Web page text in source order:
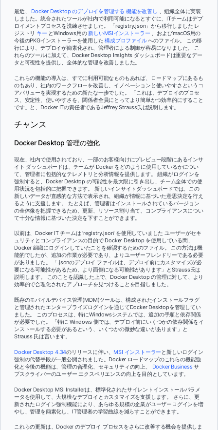
最近、 Docker Desktop のデプロイを管理する 機能を改善し 、組織全体に実装
しました。統合されたツールが社内で利用可能になるとすぐに、ITチームはデプ
ロイメントプロセスを洗練させました。 「registry.json」から移行しました レ
ジストリ キー とWindows用の新しいMSIインストーラー 、およびmacOS用の
今後のPKGインストーラーを使用した構成プロファイルへのファイル。 この移
行により、デプロイが簡素化され、管理者による制御が容易になりました。 こ
れらのツールに加えて、Docker Desktop Insights ダッシュボードは重要なデー
タと可視性を提供し、全体的な管理を改善しました。
これらの機能の導入は、すでに利用可能なものもあれば、ロードマップにあるも
のもあり、社内のワークフローを改善し、イノベーションと使いやすさというコ
アバリューを実現するための新たな一歩でした。 「これは、デプロイのプロセ
ス、安定性、使いやすさを、関係者全員にとってより簡単かつ効率的にすること
です」と、Docker ITの責任者であるJeffrey Strauss氏は説明します。
チャンス
Docker Desktop 管理の強化
現在、社内で使用されており、一部のお客様向けにプレビュー段階にあるインサ
イト ダッシュボードは、チームが Docker をどのように使用しているかについ
て、管理者に包括的なテレメトリと分析情報を提供します。 組織がログインを
強制すると、Docker Desktop の可能性を最大限に引き出し、チーム全体での使
用状況を包括的に把握できます。 新しいインサイトダッシュボードでは、この
新しいデータが直感的な方法で表示され、組織が情報に基づいた意思決定を行え
るように支援します。 たとえば、管理者はインストールされているバージョン
の全体像を把握できるため、更新、リソース割り当て、コンプライアンスについ
て十分な情報に基づいた決定を下すことができます。
以前は、Docker IT チームは 'registry.json' を使用していました ユーザーがセキ
ュリティとコンプライアンスの目的で Docker Desktop を使用している間、
Docker 組織にログインしていたことを確認するためのファイル。 この方法は機
能的でしたが、追加の作業が必要であり、よりユーザーフレンドリーである必要
がありました。 「.jsonのデプロイ ファイルは、デプロイ前にカスタマイズが必
要になる可能性があるため、より面倒になる可能性があります」とStrauss氏は
説明します。 このことを認識した上で、Docker Desktop の管理に対して、より
効率的で合理化されたアプローチを見つけることを目指しました。
既存のモバイルデバイス管理(MDM)ツールは、構成されたインストールフラグ
と管理されたエンタープライズログインを通じてDocker Desktopを管理してい
ました。 このプロセスは、特にWindowsシステムでは、追加の手順と依存関係
が必要でした。 「特に Windows 側では、デプロイ前にいくつかの依存関係をイ
ンストールする必要があるという、いくつかの微妙な違いがあります」と
Strauss 氏は言います。
Docker Desktop 4.34のリリースに伴い、 MSI インストーラー と新しいログイン
強制の代替手段が一般公開されました。Docker ロードマップのこれらの機能強
化と今後の機能は、管理の合理化、セキュリティの向上、 Docker Businessサ
ブスクライバーのユーザー エクスペリエンスの向上を目的としています。
Docker Desktop MSI Installerは、標準化されたサイレントインストールパラメ
ータを使用して、大規模なデプロイとカスタマイズを支援します。 さらに、更
新されたログイン強制機能により、あらゆる規模の企業がユーザーログインを増
やし、管理を簡素化し、IT管理者の学習曲線を減らすことができます。
これらの更新は、Docker のデプロイ プロセスをさらに改善する機会を提供しま